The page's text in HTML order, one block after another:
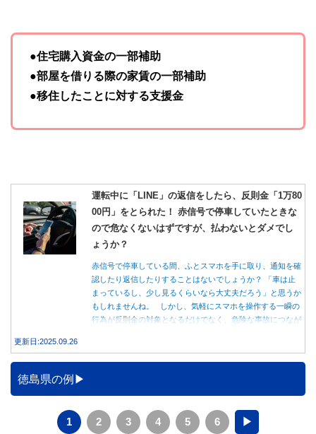
●住宅購入資金の一部補助
●部屋を借りる際の家賃の一部補助
●移住したことに対する支援金
運転中に「LINE」の返信をしたら、反則金「1万80
00円」をとられた！ 赤信号で停車していたときな
ので危なくないはずですが、払わないとダメでし
ょうか？
赤信号で停車している間、ふとスマホを手に取り、通知を確
認したり返信したりすることはないでしょうか？ 「車は止
まっているし、少し見るくらいなら大丈夫だろう」と思うか
もしれませんね。 しかし、気軽にスマホを操作する一瞬の
行為が反則金の対象となるだけでなく、危険な事故につなが
更新日:2025.09.26
徳島県の例
1 2 3 4 5 6 ▶